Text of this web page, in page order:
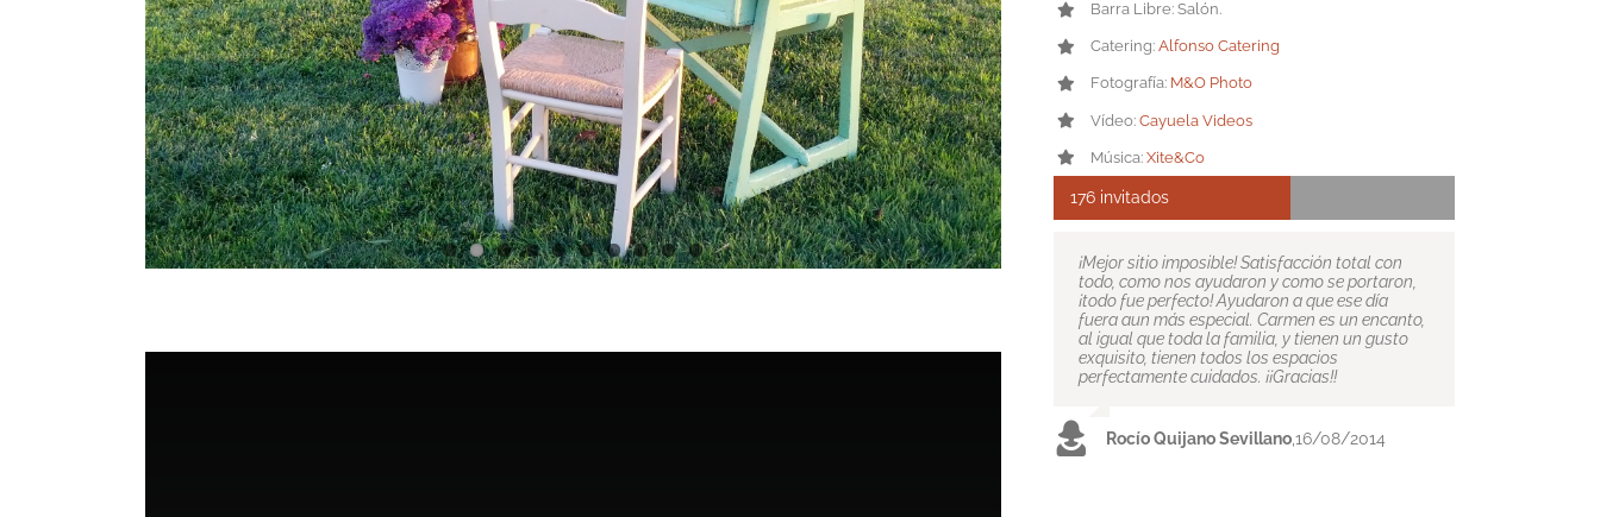
Barra Libre: Salón.
Catering: Alfonso Catering
Fotografía: M&O Photo
Vídeo: Cayuela Videos
Música: Xite&Co
176 invitados
¡Mejor sitio imposible! Satisfacción total con
todo, como nos ayudaron y como se portaron,
¡todo fue perfecto! Ayudaron a que ese día
fuera aun más especial. Carmen es un encanto,
al igual que toda la familia, y tienen un gusto
exquisito, tienen todos los espacios
perfectamente cuidados. ¡¡Gracias!!
Rocío Quijano Sevillano,16/08/2014